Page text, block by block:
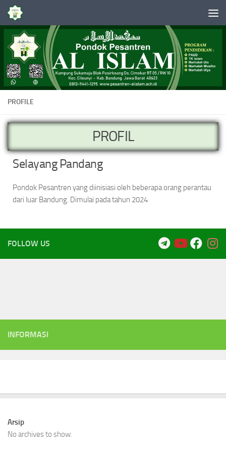
Skip to content
PROFILE
PROFIL
Selayang Pandang
Pondok Pesantren yang diinisiasi oleh beberapa orang perantau
dari luar Bandung. Dimulai pada tahun 2024
FOLLOW US
INFORMASI
Arsip
No archives to show.